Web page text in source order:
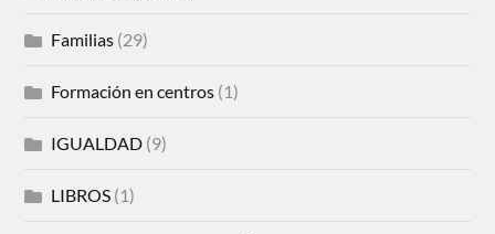
Familias (29)
Formación en centros (1)
IGUALDAD (9)
LIBROS (1)